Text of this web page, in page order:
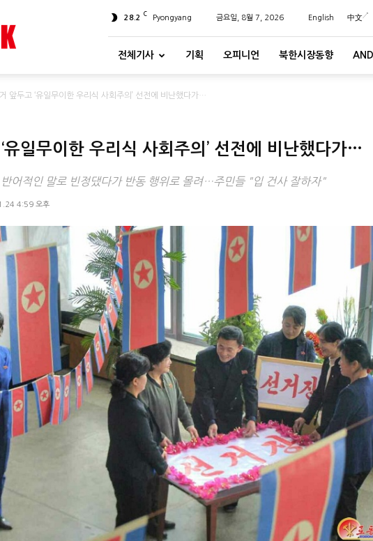
28.2 C Pyongyang 금요일, 8월 7, 2026 English 中文
전체기사 기획 오피니언 북한시장동향
앞두고 ‘유일무이한 우리식 사회주의’ 선전에 비난했다가…
유일무이한 우리식 사회주의’ 선전에 비난했다가…
어적인 말로 빈정댔다가 반동 행위로 몰려…주민들 "입 건사 잘하자"
4:59 오후